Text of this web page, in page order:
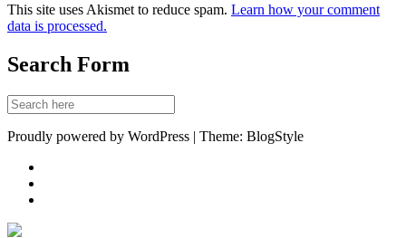
This site uses Akismet to reduce spam. Learn how your comment
data is processed.
Search Form
Proudly powered by WordPress | Theme: BlogStyle